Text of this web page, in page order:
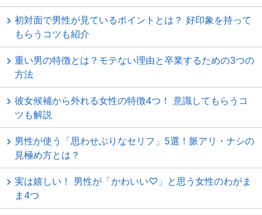
初対面で男性が見ているポイントとは？ 好印象を持って
もらうコツも紹介
重い男の特徴とは？モテない理由と卒業するための3つの
方法
彼女候補から外れる女性の特徴4つ！ 意識してもらうコ
ツも解説
男性が使う「思わせぶりなセリフ」5選！脈アリ・ナシの
見極め方とは？
実は嬉しい！ 男性が「かわいい♡」と思う女性のわがま
ま4つ